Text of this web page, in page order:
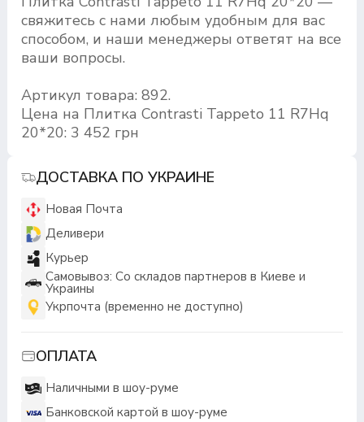
свяжитесь с нами любым удобным для вас
способом, и наши менеджеры ответят на все
ваши вопросы.
Артикул товара: 892.
Цена на Плитка Contrasti Tappeto 11 R7Hq
20*20: 3 452 грн
ДОСТАВКА ПО УКРАИНЕ
Новая Почта
Деливери
Курьер
Самовывоз: Со складов партнеров в Киеве и
Украины
Укрпочта (временно не доступно)
ОПЛАТА
Наличными в шоу-руме
Банковской картой в шоу-руме